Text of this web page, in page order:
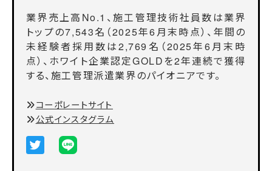
業界売上高No.1、施工管理技術社員数は業界
トップの7,543名（2025年6月末時点）、年間の
未経験者採用数は2,769名（2025年6月末時
点）、ホワイト企業認定GOLDを2年連続で獲得
する、施工管理派遣業界のパイオニアです。
コーポレートサイト
公式インスタグラム